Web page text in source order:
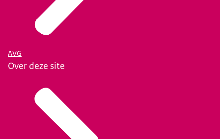
AVG
Over deze site